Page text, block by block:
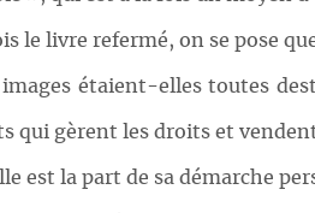
le livre refermé, on se pose
images étaient-elles toutes
qui gèrent les droits et
est la part de sa démarche